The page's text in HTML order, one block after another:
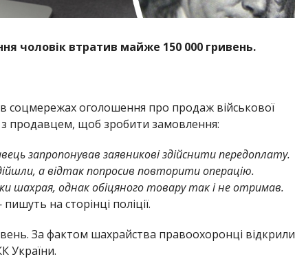
чоловік втратив майже 150 000 гривень.
оголошення про продаж військової
з продавцем, щоб зробити замовлення:
запропонував заявникові здійснити передоплату.
а відтак попросив повторити операцію.
шахрая, однак обіцяного товару так і не отримав.
на сторінці поліції.
За фактом шахрайства правоохоронці відкрили
України.